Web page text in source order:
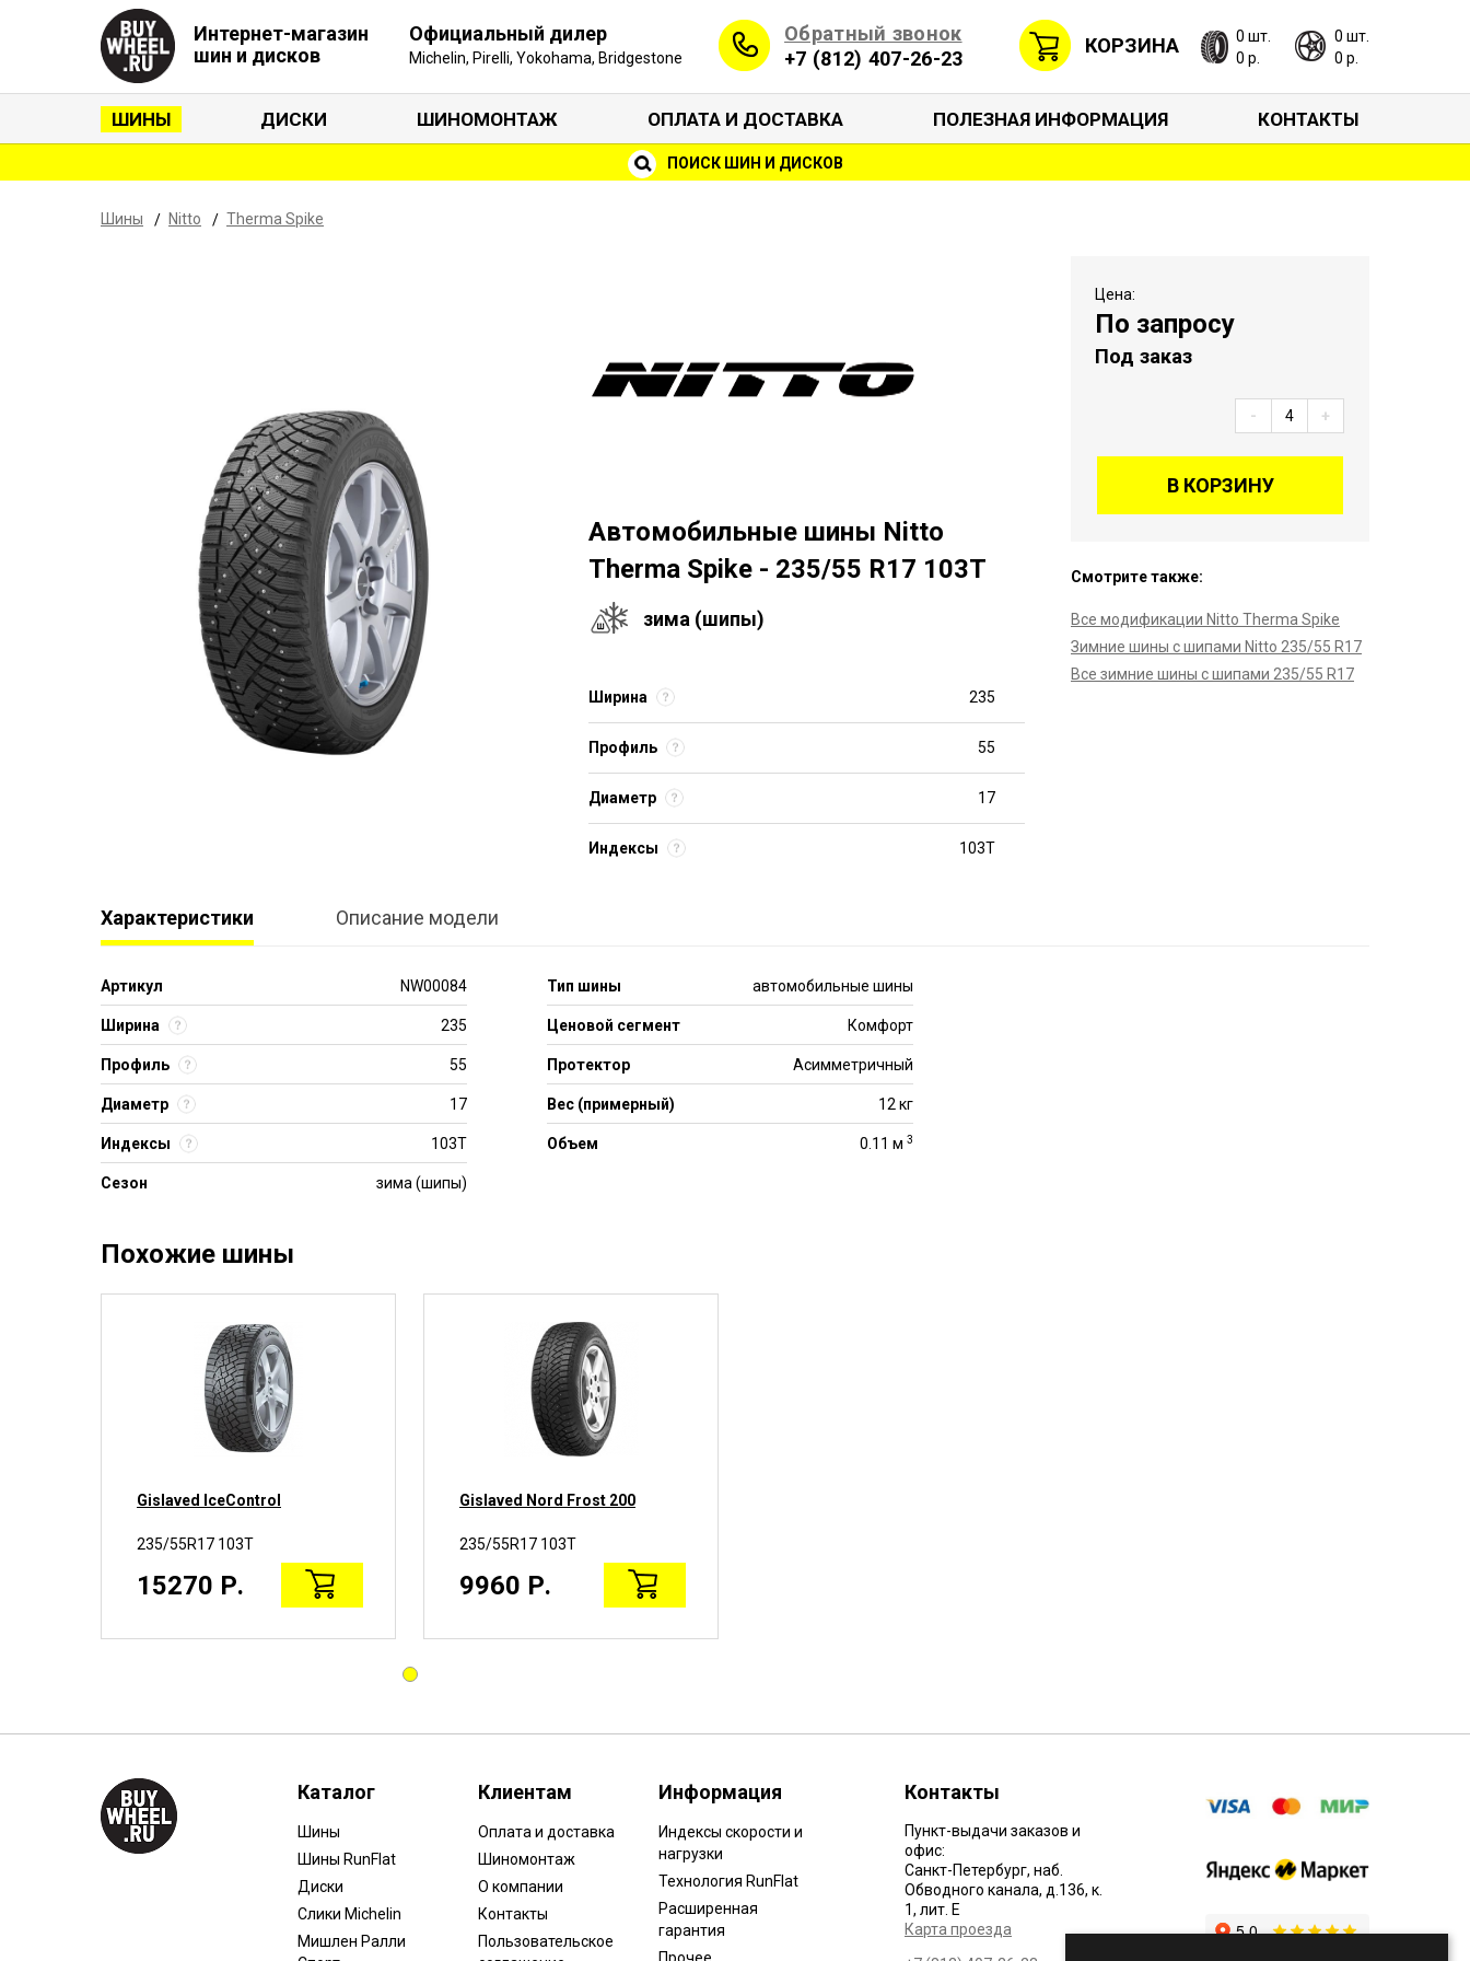
Интернет-магазин
шин и дисков
Официальный дилер
Michelin, Pirelli, Yokohama, Bridgestone
Обратный звонок
+7 (812) 407-26-23
КОРЗИНА
0 шт.
0 р.
0 шт.
0 р.
ШИНЫ ДИСКИ ШИНОМОНТАЖ ОПЛАТА И ДОСТАВКА ПОЛЕЗНАЯ ИНФОРМАЦИЯ КОНТАКТЫ
ПОИСК ШИН И ДИСКОВ
Шины Nitto Therma Spike
Автомобильные шины Nitto
Therma Spike - 235/55 R17 103T
зима (шипы)
Ширина 235
Профиль 55
Диаметр 17
Индексы 103T
Цена:
По запросу
Под заказ
- +
В КОРЗИНУ
Смотрите также:
Все модификации Nitto Therma Spike
Зимние шины с шипами Nitto 235/55 R17
Все зимние шины с шипами 235/55 R17
Характеристики Описание модели
Артикул NW00084
Ширина 235
Профиль 55
Диаметр 17
Индексы 103T
Сезон зима (шипы)
Тип шины автомобильные шины
Ценовой сегмент Комфорт
Протектор Асимметричный
Вес (примерный) 12 кг
Объем 0.11 м 3
Похожие шины
Gislaved IceControl
235/55R17 103T
15270 Р.
Gislaved Nord Frost 200
235/55R17 103T
9960 Р.
Каталог
Шины
Шины RunFlat
Диски
Слики Michelin
Мишлен Ралли
Клиентам
Оплата и доставка
Шиномонтаж
О компании
Контакты
Пользовательское
Информация
Индексы скорости и
нагрузки
Технология RunFlat
Расширенная
гарантия
Контакты
Пункт-выдачи заказов и
офис:
Санкт-Петербург, наб.
Обводного канала, д.136, к.
1, лит. Е
Карта проезда